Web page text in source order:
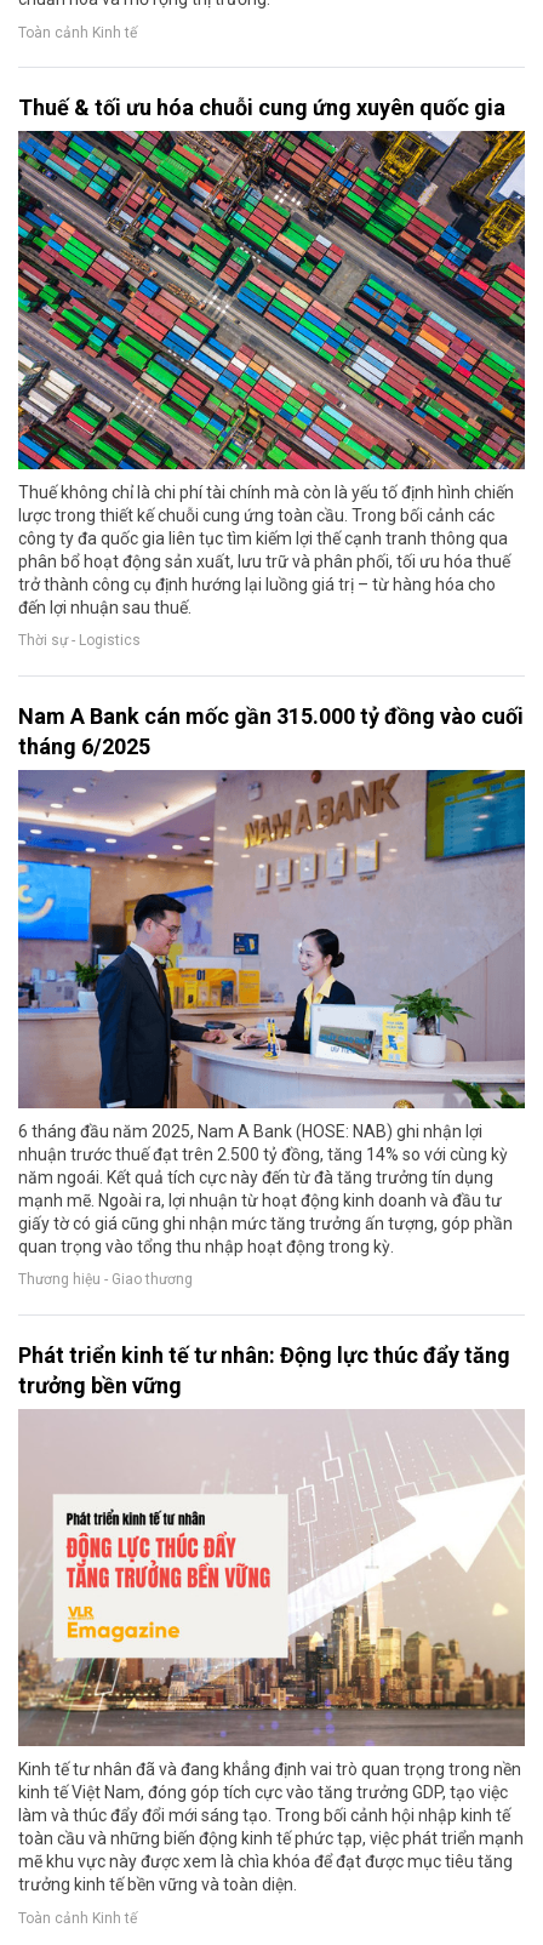
Toàn cảnh Kinh tế
Thuế & tối ưu hóa chuỗi cung ứng xuyên quốc gia
Thuế không chỉ là chi phí tài chính mà còn là yếu tố định hình chiến
lược trong thiết kế chuỗi cung ứng toàn cầu. Trong bối cảnh các
công ty đa quốc gia liên tục tìm kiếm lợi thế cạnh tranh thông qua
phân bổ hoạt động sản xuất, lưu trữ và phân phối, tối ưu hóa thuế
trở thành công cụ định hướng lại luồng giá trị – từ hàng hóa cho
đến lợi nhuận sau thuế.
Thời sự - Logistics
Nam A Bank cán mốc gần 315.000 tỷ đồng vào cuối
tháng 6/2025
6 tháng đầu năm 2025, Nam A Bank (HOSE: NAB) ghi nhận lợi
nhuận trước thuế đạt trên 2.500 tỷ đồng, tăng 14% so với cùng kỳ
năm ngoái. Kết quả tích cực này đến từ đà tăng trưởng tín dụng
mạnh mẽ. Ngoài ra, lợi nhuận từ hoạt động kinh doanh và đầu tư
giấy tờ có giá cũng ghi nhận mức tăng trưởng ấn tượng, góp phần
quan trọng vào tổng thu nhập hoạt động trong kỳ.
Thương hiệu - Giao thương
Phát triển kinh tế tư nhân: Động lực thúc đẩy tăng
trưởng bền vững
Kinh tế tư nhân đã và đang khẳng định vai trò quan trọng trong nền
kinh tế Việt Nam, đóng góp tích cực vào tăng trưởng GDP, tạo việc
làm và thúc đẩy đổi mới sáng tạo. Trong bối cảnh hội nhập kinh tế
toàn cầu và những biến động kinh tế phức tạp, việc phát triển mạnh
mẽ khu vực này được xem là chìa khóa để đạt được mục tiêu tăng
trưởng kinh tế bền vững và toàn diện.
Toàn cảnh Kinh tế